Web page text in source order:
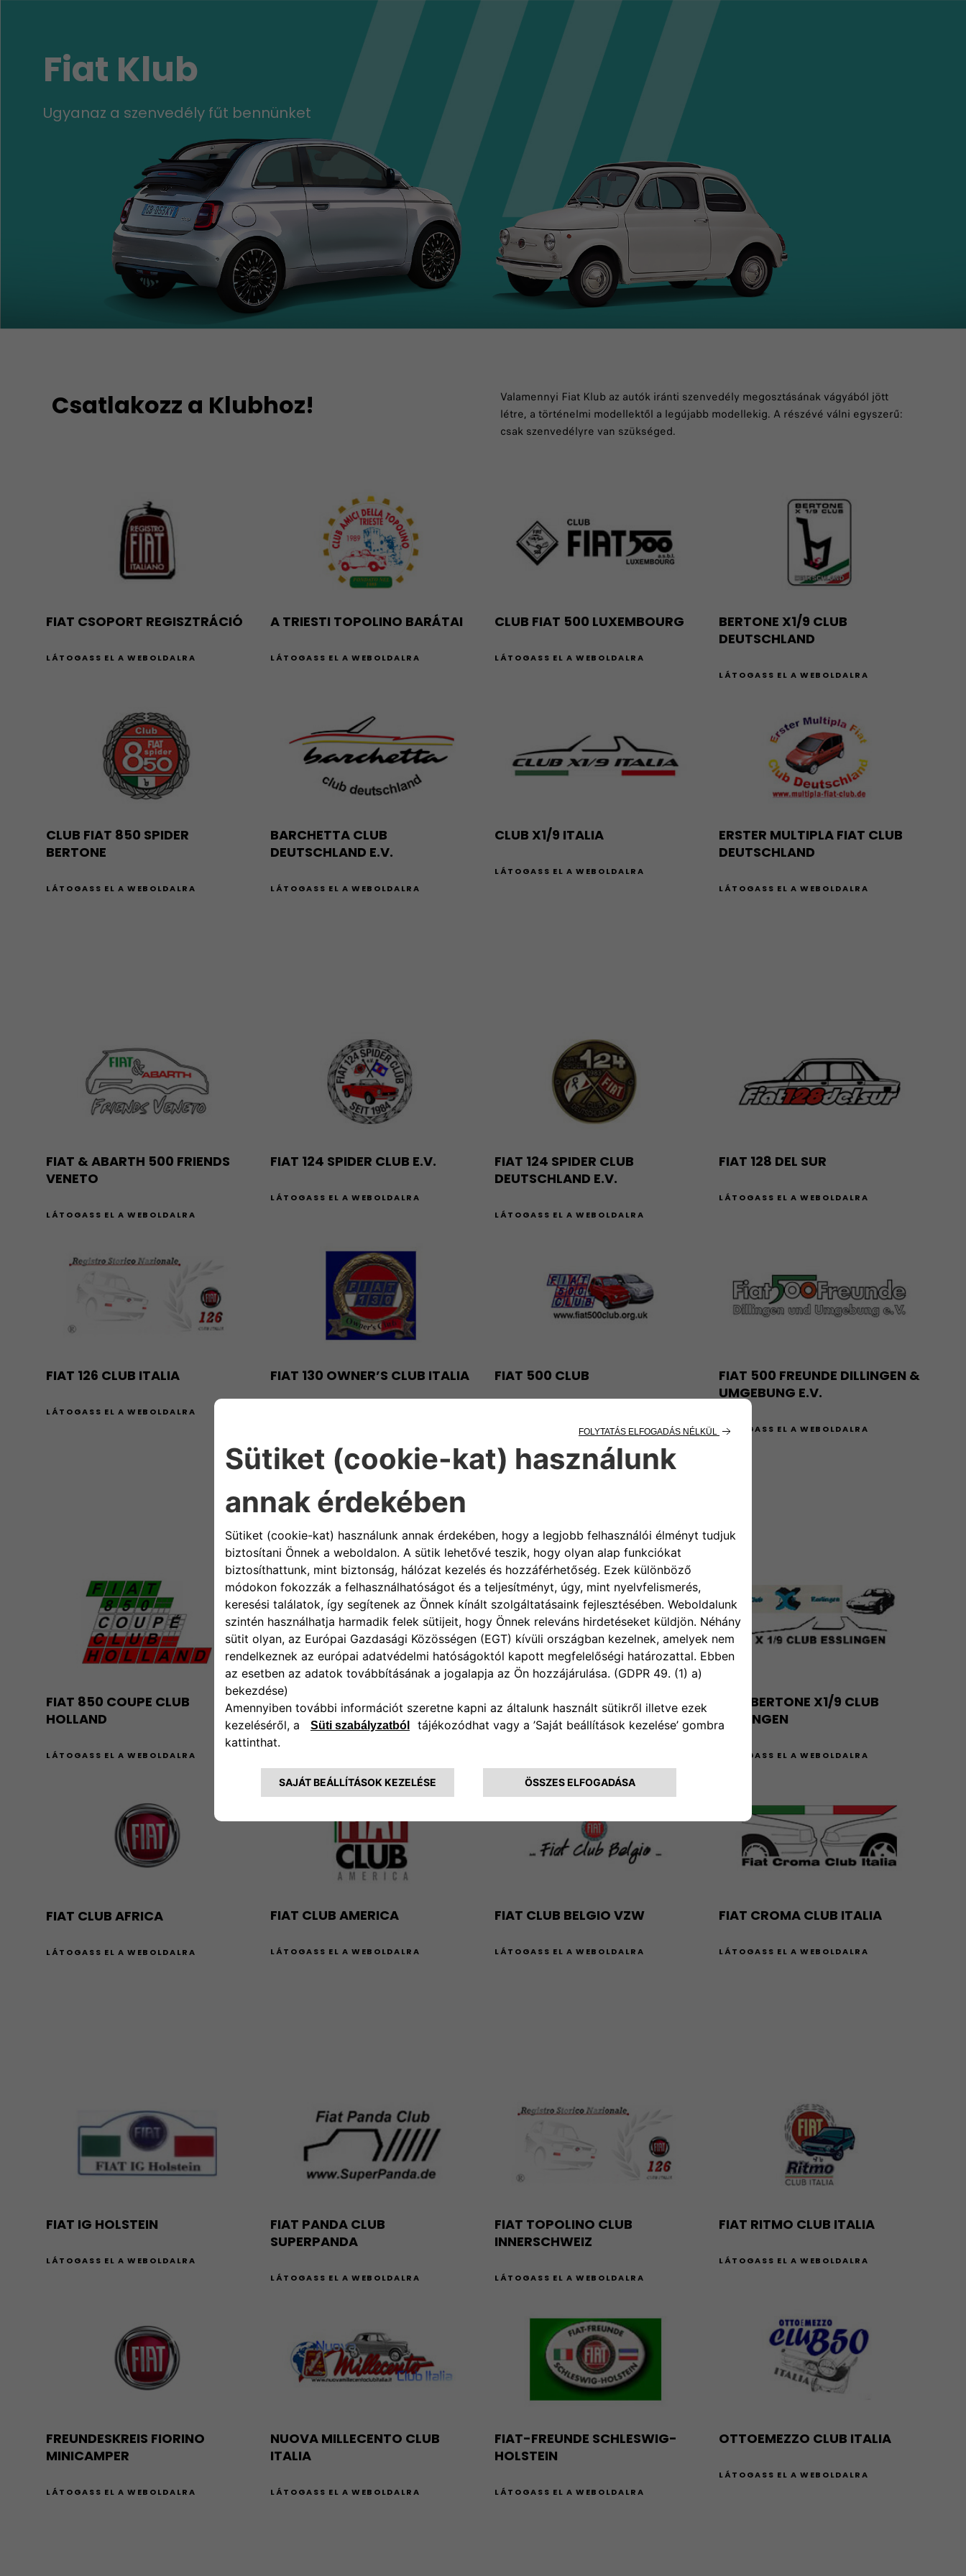
Fiat Klub
Ugyanaz a szenvedély fűt bennünket
Csatlakozz a Klubhoz!
Valamennyi Fiat Klub az autók iránti szenvedély megosztásának vágyából jött
létre, a történelmi modellektől a legújabb modellekig. A részévé válni egyszerű:
csak szenvedélyre van szükséged.
FIAT CSOPORT REGISZTRÁCIÓ
LÁTOGASS EL A WEBOLDALRA
A TRIESTI TOPOLINO BARÁTAI
LÁTOGASS EL A WEBOLDALRA
CLUB FIAT 500 LUXEMBOURG
LÁTOGASS EL A WEBOLDALRA
BERTONE X1/9 CLUB
DEUTSCHLAND
LÁTOGASS EL A WEBOLDALRA
CLUB FIAT 850 SPIDER
BERTONE
LÁTOGASS EL A WEBOLDALRA
BARCHETTA CLUB
DEUTSCHLAND E.V.
LÁTOGASS EL A WEBOLDALRA
CLUB X1/9 ITALIA
LÁTOGASS EL A WEBOLDALRA
ERSTER MULTIPLA FIAT CLUB
DEUTSCHLAND
LÁTOGASS EL A WEBOLDALRA
FIAT & ABARTH 500 FRIENDS
VENETO
LÁTOGASS EL A WEBOLDALRA
FIAT 124 SPIDER CLUB E.V.
LÁTOGASS EL A WEBOLDALRA
FIAT 124 SPIDER CLUB
DEUTSCHLAND E.V.
LÁTOGASS EL A WEBOLDALRA
FIAT 128 DEL SUR
LÁTOGASS EL A WEBOLDALRA
FIAT 126 CLUB ITALIA
LÁTOGASS EL A WEBOLDALRA
FIAT 130 OWNER’S CLUB ITALIA FIAT 500 CLUB
FIAT 500 FREUNDE DILLINGEN &
UMGEBUNG E.V.
LÁTOGASS EL A WEBOLDALRA
FIAT 850 COUPE CLUB
HOLLAND
LÁTOGASS EL A WEBOLDALRA
FIAT 500 KLUB DANMARK
LÁTOGASS EL A WEBOLDALRA
FIAT 850 E.V.
FIAT BERTONE X1/9 CLUB
ESSLINGEN
LÁTOGASS EL A WEBOLDALRA
FIAT CLUB AFRICA
LÁTOGASS EL A WEBOLDALRA
FIAT CLUB AMERICA
LÁTOGASS EL A WEBOLDALRA
FIAT CLUB BELGIO VZW
LÁTOGASS EL A WEBOLDALRA
FIAT CROMA CLUB ITALIA
LÁTOGASS EL A WEBOLDALRA
FIAT IG HOLSTEIN
LÁTOGASS EL A WEBOLDALRA
FIAT PANDA CLUB
SUPERPANDA
LÁTOGASS EL A WEBOLDALRA
FIAT TOPOLINO CLUB
INNERSCHWEIZ
LÁTOGASS EL A WEBOLDALRA
FIAT RITMO CLUB ITALIA
LÁTOGASS EL A WEBOLDALRA
FREUNDESKREIS FIORINO
MINICAMPER
LÁTOGASS EL A WEBOLDALRA
NUOVA MILLECENTO CLUB
ITALIA
LÁTOGASS EL A WEBOLDALRA
FIAT-FREUNDE SCHLESWIG-
HOLSTEIN
LÁTOGASS EL A WEBOLDALRA
OTTOEMEZZO CLUB ITALIA
LÁTOGASS EL A WEBOLDALRA